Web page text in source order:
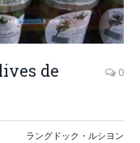
de
0
ラングドック・ルシヨン